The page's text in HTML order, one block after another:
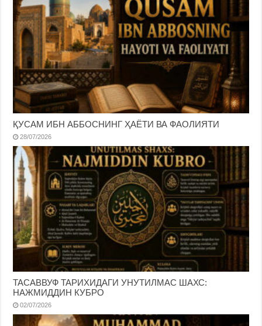
ҚУСАМ ИБН АББОСНИНГ ҲАЁТИ ВА ФАОЛИЯТИ
28/07/2026
ТАСАВВУФ ТАРИХИДАГИ УНУТИЛМАС ШАХС:
НАЖМИДДИН КУБРО
02/07/2026